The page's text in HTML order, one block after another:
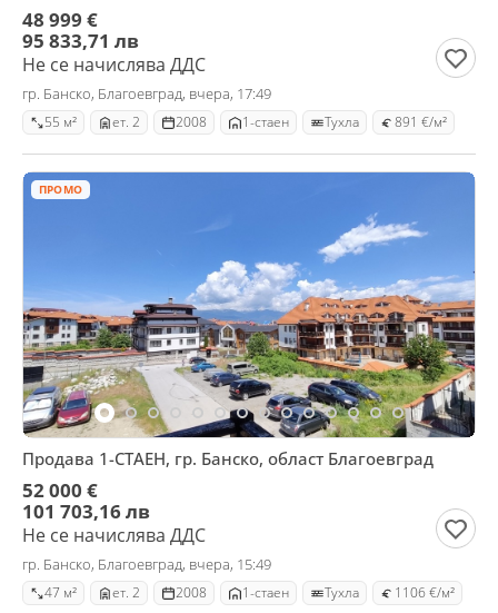
48 999 €
95 833,71 лв
Не се начислява ДДС
гр. Банско, Благоевград, вчера, 17:49
55 м² ет. 2 2008 1-стаен Тухла 891 €/м²
ПРОМО
Продава 1-СТАЕН, гр. Банско, област Благоевград
52 000 €
101 703,16 лв
Не се начислява ДДС
гр. Банско, Благоевград, вчера, 15:49
47 м² ет. 2 2008 1-стаен Тухла 1106 €/м²